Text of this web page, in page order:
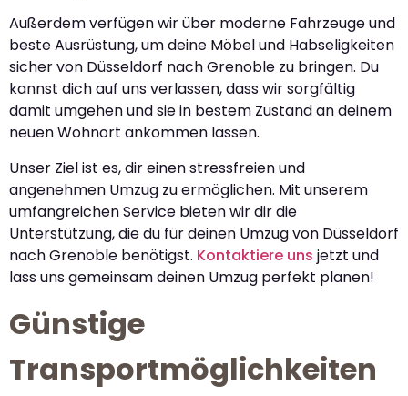
Außerdem verfügen wir über moderne Fahrzeuge und
beste Ausrüstung, um deine Möbel und Habseligkeiten
sicher von Düsseldorf nach Grenoble zu bringen. Du
kannst dich auf uns verlassen, dass wir sorgfältig
damit umgehen und sie in bestem Zustand an deinem
neuen Wohnort ankommen lassen.
Unser Ziel ist es, dir einen stressfreien und
angenehmen Umzug zu ermöglichen. Mit unserem
umfangreichen Service bieten wir dir die
Unterstützung, die du für deinen Umzug von Düsseldorf
nach Grenoble benötigst. Kontaktiere uns jetzt und
lass uns gemeinsam deinen Umzug perfekt planen!
Günstige
Transportmöglichkeiten